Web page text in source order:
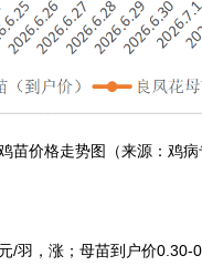
苗价格走势图（来源：鸡
，涨；母苗到户价0.30-